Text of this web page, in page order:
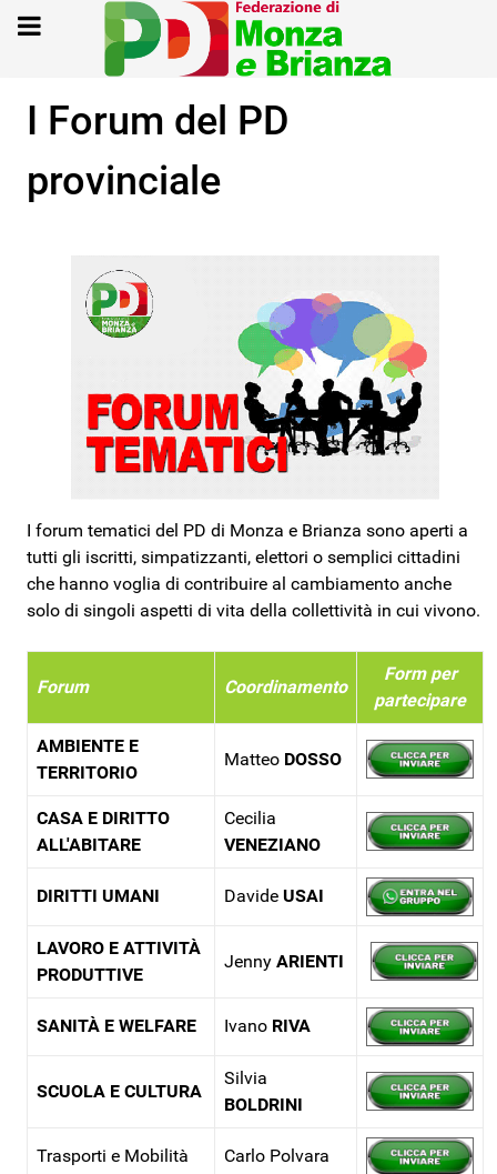
I Forum del PD
provinciale
I forum tematici del PD di Monza e Brianza sono aperti a
tutti gli iscritti, simpatizzanti, elettori o semplici cittadini
che hanno voglia di contribuire al cambiamento anche
solo di singoli aspetti di vita della collettività in cui vivono.
Forum Coordinamento
Form per
partecipare
AMBIENTE E
TERRITORIO
Matteo DOSSO
CASA E DIRITTO
ALL'ABITARE
Cecilia
VENEZIANO
DIRITTI UMANI Davide USAI
LAVORO E ATTIVITÀ
PRODUTTIVE
Jenny ARIENTI
SANITÀ E WELFARE Ivano RIVA
SCUOLA E CULTURA
Silvia
BOLDRINI
Trasporti e Mobilità Carlo Polvara